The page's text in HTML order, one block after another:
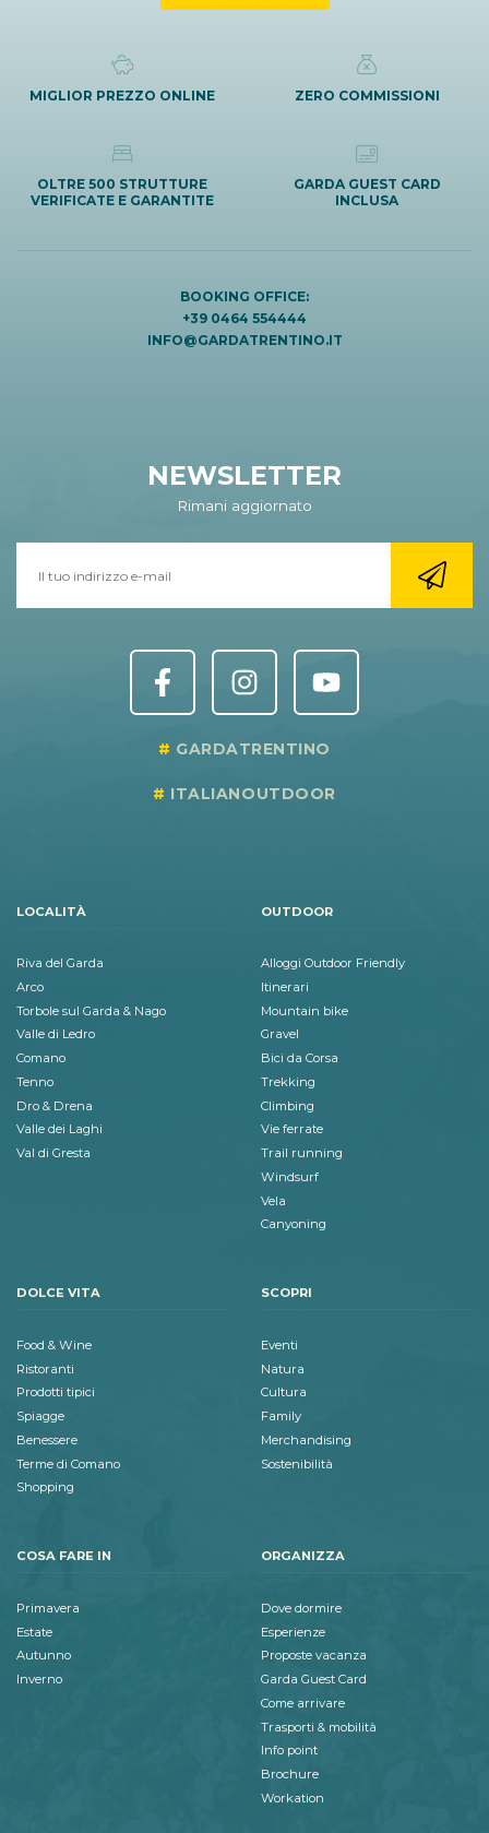
MIGLIOR PREZZO ONLINE ZERO COMMISSIONI
OLTRE 500 STRUTTURE
VERIFICATE E GARANTITE
GARDA GUEST CARD
INCLUSA
BOOKING OFFICE:
+39 0464 554444
INFO@GARDATRENTINO.IT
NEWSLETTER
Rimani aggiornato
GARDATRENTINO
ITALIANOUTDOOR
LOCALITÀ
Riva del Garda
Arco
Torbole sul Garda & Nago
Valle di Ledro
Comano
Tenno
Dro & Drena
Valle dei Laghi
Val di Gresta
OUTDOOR
Alloggi Outdoor Friendly
Itinerari
Mountain bike
Gravel
Bici da Corsa
Trekking
Climbing
Vie ferrate
Trail running
Windsurf
Vela
Canyoning
DOLCE VITA
Food & Wine
Ristoranti
Prodotti tipici
Spiagge
Benessere
Terme di Comano
Shopping
SCOPRI
Eventi
Natura
Cultura
Family
Merchandising
Sostenibilità
COSA FARE IN
Primavera
Estate
Autunno
Inverno
ORGANIZZA
Dove dormire
Esperienze
Proposte vacanza
Garda Guest Card
Come arrivare
Trasporti & mobilità
Info point
Brochure
Workation